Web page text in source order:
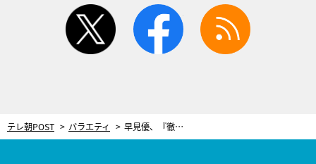
twitter facebook
テレ朝POST バラエティ 早見優、『徹子の部屋』で娘とあのヒット曲を披露！歌舞伎界の注目親子も登場